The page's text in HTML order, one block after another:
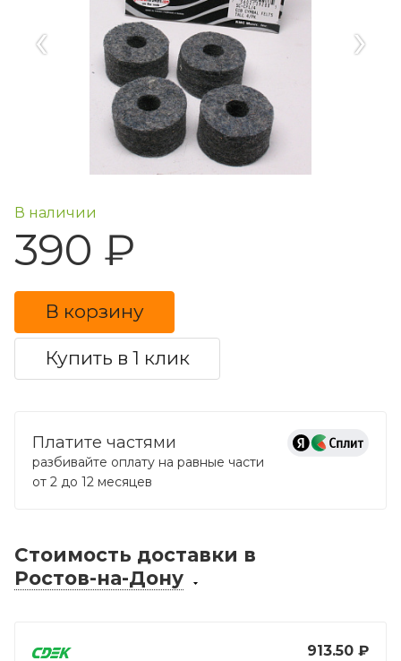
‹ ›
В наличии
390 ₽
В корзину
Купить в 1 клик
Платите частями
разбивайте оплату на равные части
от 2 до 12 месяцев
Стоимость доставки в
Ростов-на-Дону
913.50 ₽